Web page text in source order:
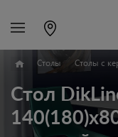
Столы Столы с
Стол